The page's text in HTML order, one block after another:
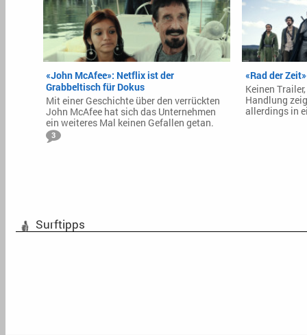
«John McAfee»: Netflix ist der
Grabbeltisch für Dokus
Mit einer Geschichte über den verrückten
John McAfee hat sich das Unternehmen
ein weiteres Mal keinen Gefallen getan.
3
«Rad der
Keinen
Handlung
allerdings in
Surftipps